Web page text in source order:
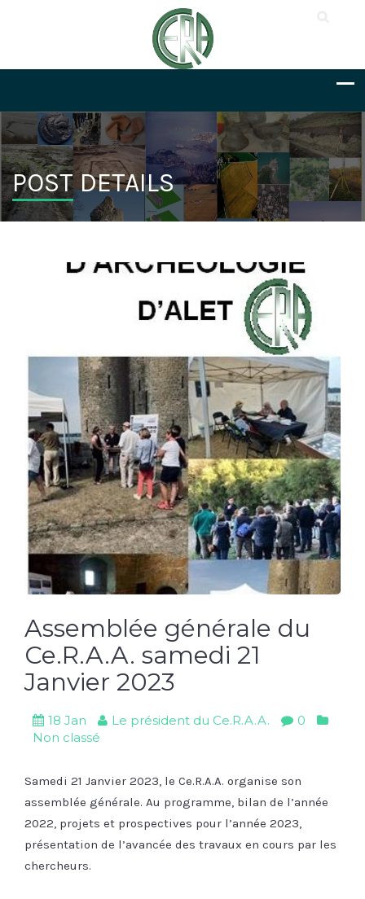
POST DETAILS
Assemblée générale du
Ce.R.A.A. samedi 21
Janvier 2023
18 Jan Le président du Ce.R.A.A.
0
Non classé
Samedi 21 Janvier 2023, le Ce.R.A.A. organise son
assemblée générale. Au programme, bilan de l’année
2022, projets et prospectives pour l’année 2023,
présentation de l’avancée des travaux en cours par les
chercheurs.